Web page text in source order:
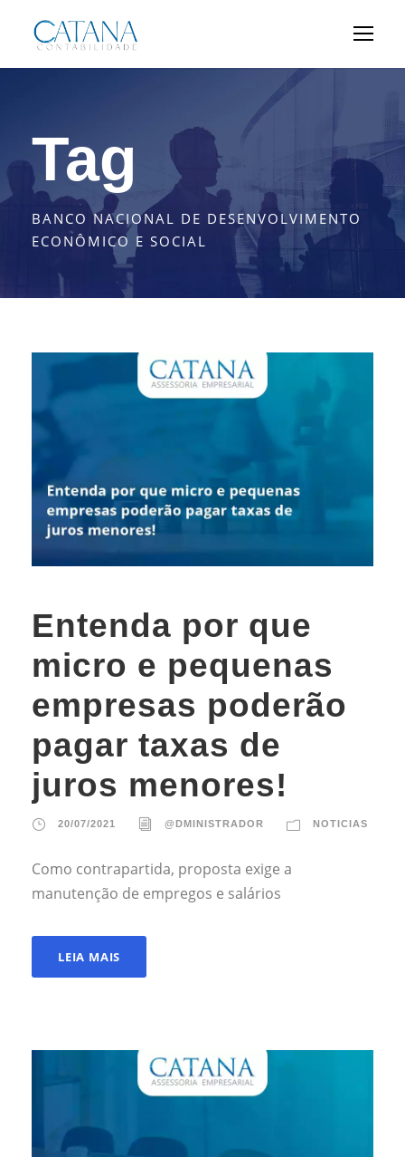
Tag
BANCO NACIONAL DE DESENVOLVIMENTO
ECONÔMICO E SOCIAL
Entenda por que
micro e pequenas
empresas poderão
pagar taxas de
juros menores!
20/07/2021 @DMINISTRADOR NOTICIAS
Como contrapartida, proposta exige a
manutenção de empregos e salários
LEIA MAIS